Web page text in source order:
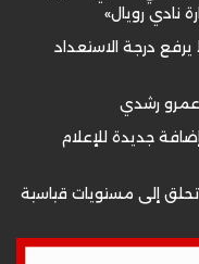
نادي رويال»
درجة الاستعداد
عمرو رشدي
إضافة جديدة للإعلام
تحلق إلى مستويات قياسية